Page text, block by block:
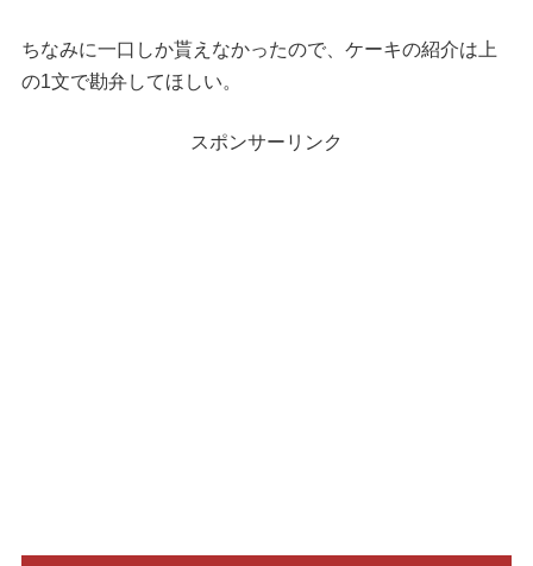
ちなみに一口しか貰えなかったので、ケーキの紹介は上
の1文で勘弁してほしい。
スポンサーリンク